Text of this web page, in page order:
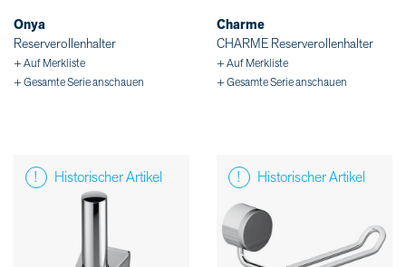
Onya
Reserverollenhalter
+ Auf Merkliste
+ Gesamte Serie anschauen
Charme
CHARME Reserverollenhalter
+ Auf Merkliste
+ Gesamte Serie anschauen
Historischer Artikel Historischer Artikel